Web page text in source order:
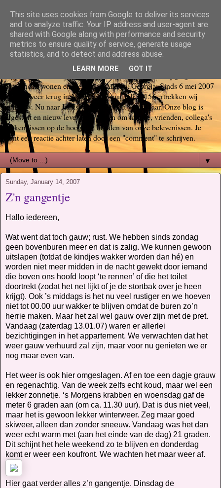
Bas, Sabina, Scott en Jill go
again USA
6 maanden wonen en werken in Atlanta, Georgia. Sinds 6 mei 2007
zijn we weer terug in Nederland, maar juli 2015 vertrekken wij
opnieuw. Nu naar Jacksonville, Florida voor 3 jaar. Onze blog is
afgestoft en nieuw leven ingeblazen om familie, vrienden, collega's
en kennissen op de hoogte te houden van onze belevenissen. Je
kunt een reactie achter laten door een "comment" te schrijven.
▼
Sunday, January 14, 2007
Z'n gangentje
Hallo iedereen,
Wat went dat toch gauw; rust. We hebben sinds zondag
geen bovenburen meer en dat is zalig. We kunnen gewoon
uitslapen (totdat de kindjes wakker worden dan hé) en
worden niet meer midden in de nacht gewekt door iemand
die boven ons hoofd loopt ‘te rennen’ of die het toilet
doortrekt (zodat het net lijkt of je de stortbak over je heen
krijgt). Ook ’s middags is het nu veel rustiger en we hoeven
niet tot 00.00 uur wakker te blijven omdat de buren zo’n
herrie maken. Maar het zal wel gauw over zijn met de pret.
Vandaag (zaterdag 13.01.07) waren er allerlei
bezichtigingen in het appartement. We verwachten dat het
weer gauw verhuurd zal zijn, maar voor nu genieten we er
nog maar even van.
Het weer is ook hier omgeslagen. Af en toe een dagje grauw
en regenachtig. Van de week zelfs echt koud, maar wel een
lekker zonnetje. ‘s Morgens krabben en woensdag gaf de
meter 6 graden aan (om ca. 11.30 uur). Dat is dus niet veel,
maar het is gewoon lekker winterweer. Zeg maar goed
skiweer, alleen dan zonder sneeuw. Vandaag was het dan
weer echt warm met (aan het einde van de dag) 21 graden.
Dit schijnt het hele weekend zo te blijven en donderdag
komt er weer een koufront. We wachten het maar weer af.
Hier gaat verder alles z’n gangentje. Dinsdag de
This site uses cookies from Google to deliver its services
and to analyze traffic. Your IP address and user-agent are
shared with Google along with performance and security
metrics to ensure quality of service, generate usage
statistics, and to detect and address abuse.
LEARN MORE GOT IT